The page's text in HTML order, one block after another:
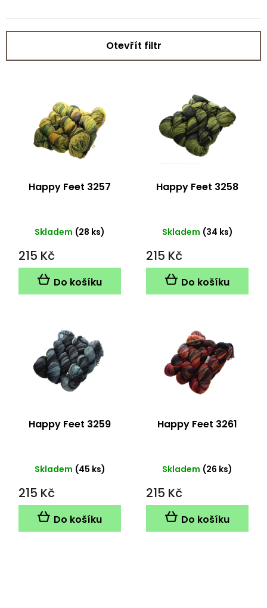
Otevřít filtr
Happy Feet 3257
Skladem (28 ks)
215 Kč
Do košíku
Happy Feet 3258
Skladem (34 ks)
215 Kč
Do košíku
Happy Feet 3259
Skladem (45 ks)
215 Kč
Do košíku
Happy Feet 3261
Skladem (26 ks)
215 Kč
Do košíku